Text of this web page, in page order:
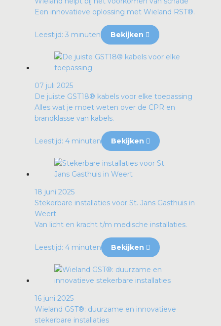
Een innovatieve oplossing met Wieland RST®.
Leestijd: 3 minuten Bekijken
07 juli 2025
De juiste GST18® kabels voor elke toepassing
Alles wat je moet weten over de CPR en
brandklasse van kabels.
Leestijd: 4 minuten Bekijken
18 juni 2025
Stekerbare installaties voor St. Jans Gasthuis in
Weert
Van licht en kracht t/m medische installaties.
Leestijd: 4 minuten Bekijken
16 juni 2025
Wieland GST®: duurzame en innovatieve
stekerbare installaties